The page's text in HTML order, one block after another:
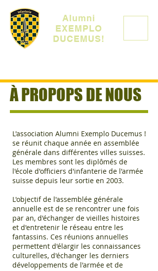
Alumni
EXEMPLO
DUCEMUS!
À PROPOPS DE NOUS
L'association Alumni Exemplo Ducemus !
se réunit chaque année en assemblée
générale dans différentes villes suisses.
Les membres sont les diplômés de
l'école d'officiers d'infanterie de l'armée
suisse depuis leur sortie en 2003.
L'objectif de l'assemblée générale
annuelle est de se rencontrer une fois
par an, d'échanger de vieilles histoires
et d'entretenir le réseau entre les
fantassins. Ces réunions annuelles
permettent d'élargir les connaissances
culturelles, d'échanger les derniers
développements de l'armée et de